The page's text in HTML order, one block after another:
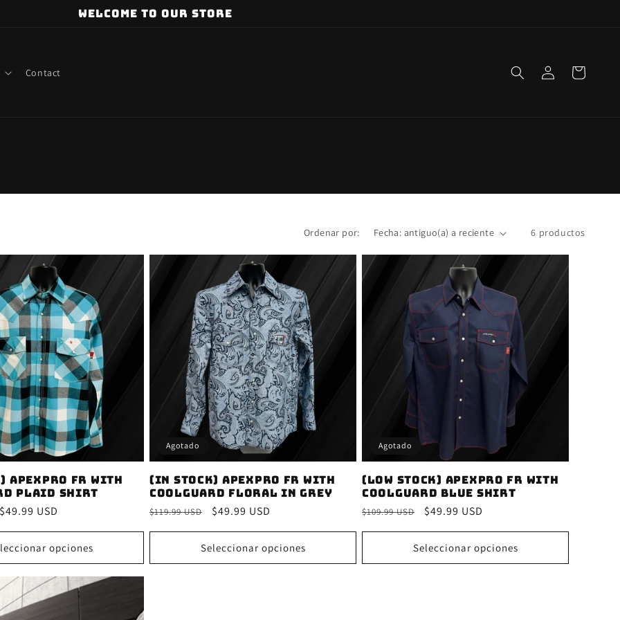
Welcome to our store
Contact
sesión
Carrito
Ordenar por: 6 productos
ApexPro FR with
Plaid Shirt
Precio
oferta
$49.99 USD
opciones
Agotado
(IN STOCK) ApexPro FR with
CoolGuard Floral in Grey
Precio
$119.99 USD
Precio
oferta
$49.99 USD
Seleccionar opciones
Agotado
(Low Stock) ApexPro FR with
CoolGuard Blue Shirt
Precio
$109.99 USD
Precio
oferta
$49.99 USD
Seleccionar opciones